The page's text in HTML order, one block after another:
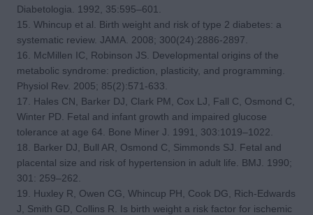
Diabetologia. 1992, 35:595–601.
15. Whincup et al. Birth weight and risk of type 2 diabetes: a
systematic review. JAMA. 2008; 300(24):2886-2897.
16. McMillen IC, Robinson JS. Developmental origins of the
metabolic syndrome: prediction, plasticity, and programming.
Physiol Rev. 2005; 85(2):571-633.
17. Hales CN, Barker DJ, Clark PM, Cox LJ, Fall C, Osmond C,
Winter PD. Fetal and infant growth and impaired glucose
tolerance at age 64. Bone Miner J. 1991, 303:1019–1022.
18. Barker DJ, Bull AR, Osmond C, Simmonds SJ. Fetal and
placental size and risk of hypertension in adult life. BMJ. 1990;
301: 259–262.
19. Huxley R, Owen CG, Whincup PH, Cook DG, Rich-Edwards
J, Smith GD, Collins R. Is birth weight a risk factor for ischemic